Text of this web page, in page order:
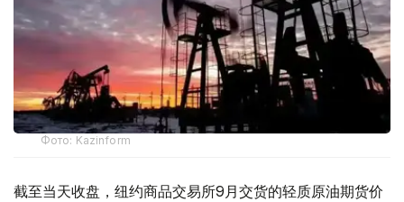
Фото: Kazinform
截至当天收盘，纽约商品交易所9月交货的轻质原油期货价